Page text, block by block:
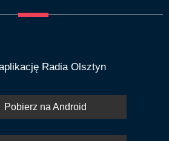
Radia Olsztyn
Pobierz na Android